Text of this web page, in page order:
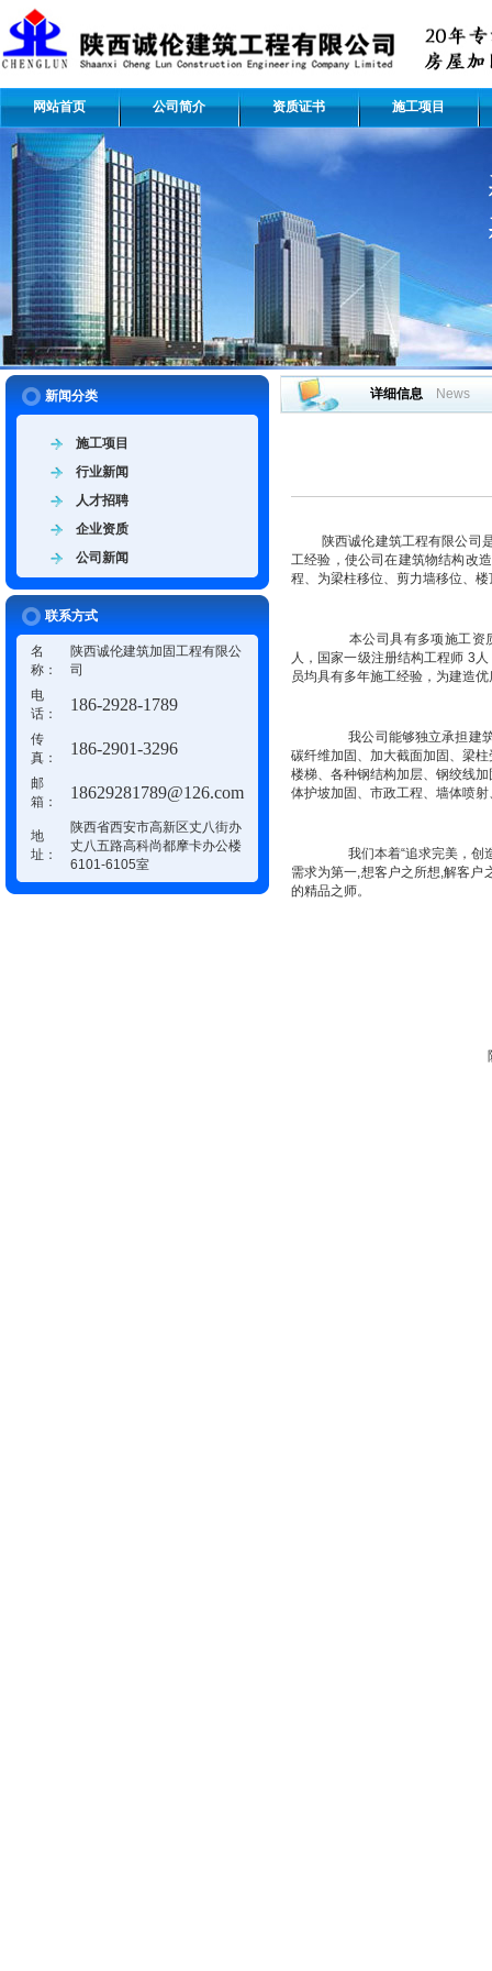
网站首页 公司简介 资质证书 施工项目
新闻分类
施工项目
行业新闻
人才招聘
企业资质
公司新闻
联系方式
名
称：
陕西诚伦建筑加固工程有限公
司
电
话：
186-2928-1789
传
真：
186-2901-3296
邮
箱：
18629281789@126.com
地
址：
陕西省西安市高新区丈八街办
丈八五路高科尚都摩卡办公楼
6101-6105室
详细信息 News
陕西诚伦建筑工程有限公司
工经验，使公司在建筑物结构改
程、为梁柱移位、剪力墙移位、
本公司具有多项施工资质
人，国家一级注册结构工程师 3
员均具有多年施工经验，为建造
我公司能够独立承担建筑
碳纤维加固、加大截面加固、梁
楼梯、各种钢结构加层、钢绞线
体护坡加固、市政工程、墙体喷
我们本着“追求完美，创造
需求为第一,想客户之所想,解客户
的精品之师。